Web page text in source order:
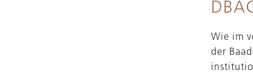
Wie im
der